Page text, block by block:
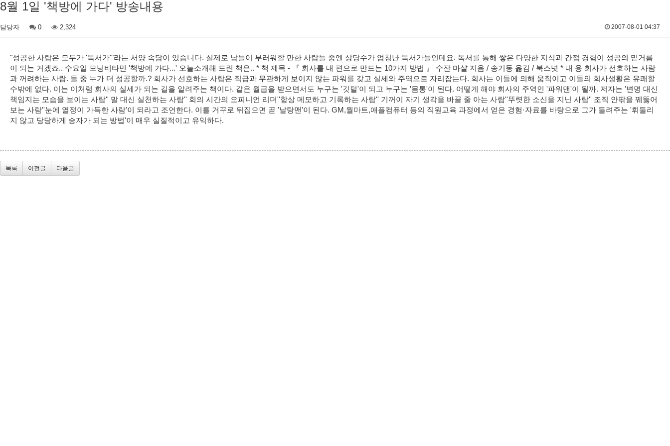
8월 1일 '책방에 가다' 방송내용
담당자 0 2,324 2007-08-01 04:37
"성공한 사람은 모두가 '독서가'"라는 서양 속담이 있습니다. 실제로 남들이 부러워할 만한 사람들 중엔 상당수가 엄청난 독서가들인데요. 독서를 통해 쌓은 다양한 지식과 간접 경험이 성공의 밑거름
이 되는 거겠죠.. 수요일 모닝비타민 '책방에 가다...' 오늘소개해 드린 책은.. * 책 제목 - 『 회사를 내 편으로 만드는 10가지 방법 』 수잔 마샬 지음 / 송기동 옮김 / 북스넛 * 내 용 회사가 선호하는 사람
과 꺼려하는 사람. 둘 중 누가 더 성공할까.? 회사가 선호하는 사람은 직급과 무관하게 보이지 않는 파워를 갖고 실세와 주역으로 자리잡는다. 회사는 이들에 의해 움직이고 이들의 회사생활은 유쾌할
수밖에 없다. 이는 이처럼 회사의 실세가 되는 길을 알려주는 책이다. 같은 월급을 받으면서도 누구는 '깃털'이 되고 누구는 '몸통'이 된다. 어떻게 해야 회사의 주역인 '파워맨'이 될까. 저자는 '변명 대신
책임지는 모습을 보이는 사람'' 말 대신 실천하는 사람'' 회의 시간의 오피니언 리더''항상 메모하고 기록하는 사람'' 기꺼이 자기 생각을 바꿀 줄 아는 사람''뚜렷한 소신을 지닌 사람'' 조직 안팎을 꿰뚫어
보는 사람''눈에 열정이 가득한 사람'이 되라고 조언한다. 이를 거꾸로 뒤집으면 곧 '날탕맨'이 된다. GM,월마트,애플컴퓨터 등의 직원교육 과정에서 얻은 경험·자료를 바탕으로 그가 들려주는 '휘둘리
지 않고 당당하게 승자가 되는 방법'이 매우 실질적이고 유익하다.
목록 이전글 다음글